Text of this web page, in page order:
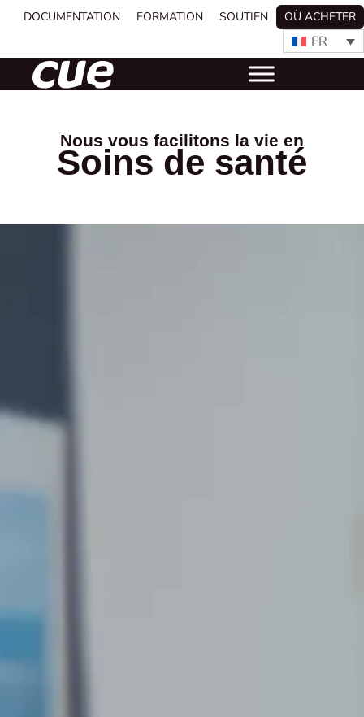
DOCUMENTATION FORMATION SOUTIEN OÙ ACHETER
FR
Nous vous facilitons la vie en
Soins de santé